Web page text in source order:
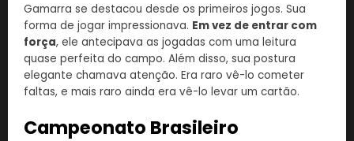
Gamarra se destacou desde os primeiros jogos. Sua
forma de jogar impressionava. Em vez de entrar com
força, ele antecipava as jogadas com uma leitura
quase perfeita do campo. Além disso, sua postura
elegante chamava atenção. Era raro vê-lo cometer
faltas, e mais raro ainda era vê-lo levar um cartão.
Campeonato Brasileiro